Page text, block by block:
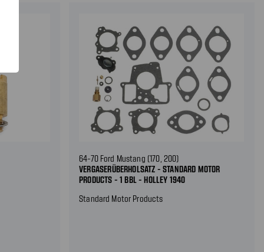
64-70 Ford Mustang (170, 200)
VERGASERÜBERHOLSATZ - STANDARD MOTOR
PRODUCTS - 1 BBL - HOLLEY 1940
Standard Motor Products